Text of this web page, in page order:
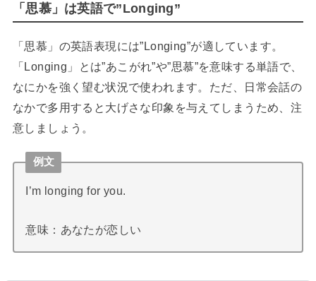
「思慕」は英語で”Longing”
「思慕」の英語表現には”Longing”が適しています。
「Longing」とは”あこがれ”や”思慕”を意味する単語で、
なにかを強く望む状況で使われます。ただ、日常会話の
なかで多用すると大げさな印象を与えてしまうため、注
意しましょう。
例文
I’m longing for you.
意味：あなたが恋しい